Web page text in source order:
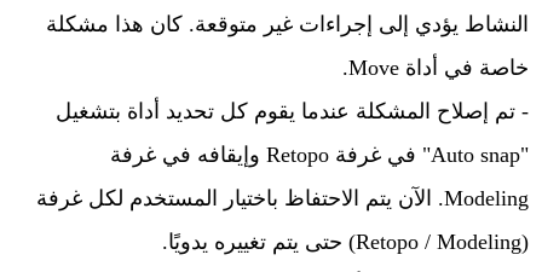
النشاط يؤدي إلى إجراءات غير متوقعة. كان هذا مشكلة
خاصة في أداة Move.
- تم إصلاح المشكلة عندما يقوم كل تحديد أداة بتشغيل
"Auto snap" في غرفة Retopo وإيقافه في غرفة
Modeling. الآن يتم الاحتفاظ باختيار المستخدم لكل غرفة
(Retopo / Modeling) حتى يتم تغييره يدويًا.